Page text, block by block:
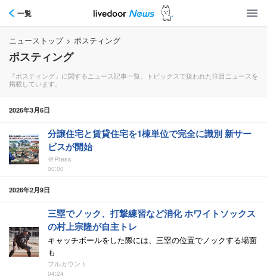
一覧
ニューストップ > ポスティング
ポスティング
『ポスティング』に関するニュース記事一覧。トピックスで扱われた注目ニュースを
掲載しています。
2026年3月6日
分譲住宅と賃貸住宅を1棟単位で完全に識別 新サー
ビスが開始
＠Press
00:00
2026年2月9日
三塁でノック、打撃練習など消化 ホワイトソックス
の村上宗隆が自主トレ
キャッチボールをした際には、三塁の位置でノックする場面
も
フルカウント
04:24